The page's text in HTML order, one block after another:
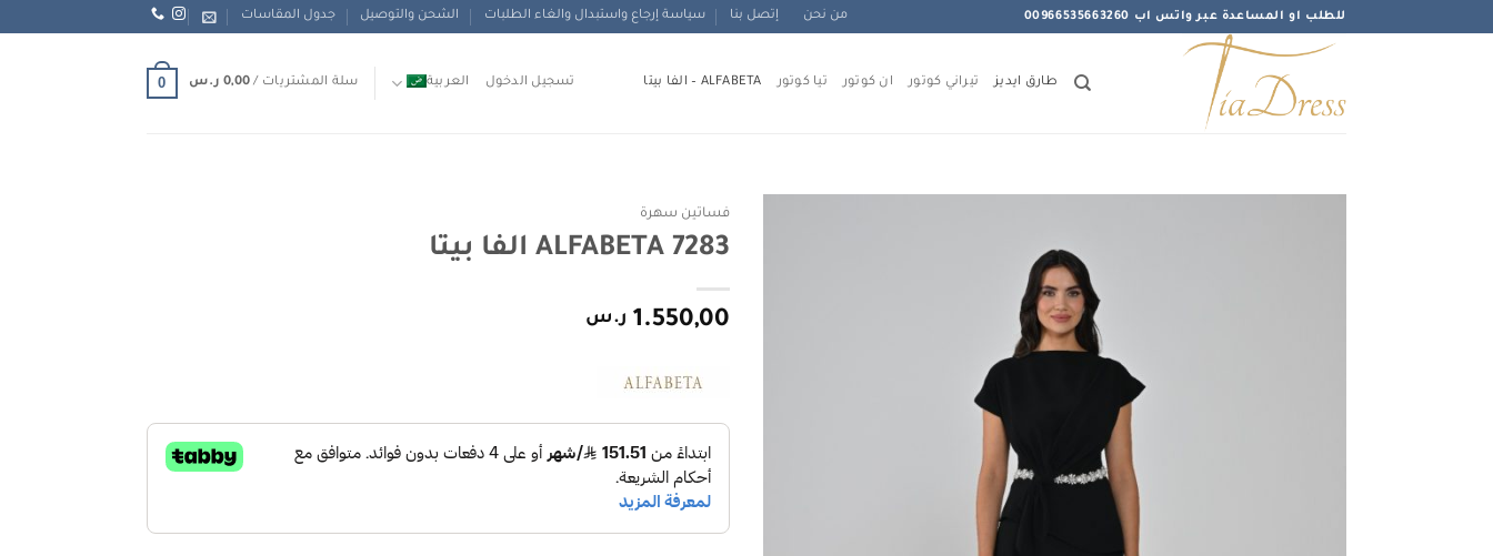
للطلب او المساعدة عبر واتس اب 00966535663260 من نحن إتصل بنا سياسة إرجاع واستبدال والغاء الطلبات الشحن والتوصيل جدول المقاسات
طارق ايديز تيراني كوتور ان كوتور تيا كوتور ALFABETA – الفا بيتا تسجيل الدخول العربية سلة المشتريات / 0,00 ر.س 0
فساتين سهرة
ALFABETA 7283 الفا بيتا
1.550,00 ر.س